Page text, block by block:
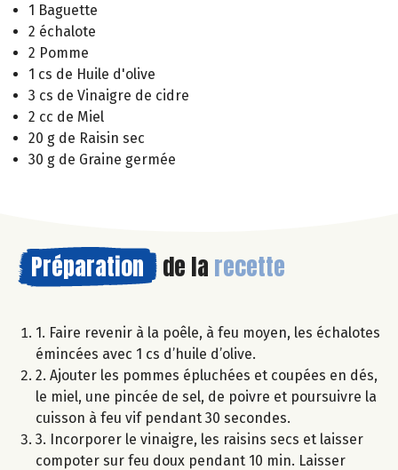
1 Baguette
2 échalote
2 Pomme
1 cs de Huile d'olive
3 cs de Vinaigre de cidre
2 cc de Miel
20 g de Raisin sec
30 g de Graine germée
Préparation de la recette
1. Faire revenir à la poêle, à feu moyen, les échalotes
émincées avec 1 cs d’huile d’olive.
2. Ajouter les pommes épluchées et coupées en dés,
le miel, une pincée de sel, de poivre et poursuivre la
cuisson à feu vif pendant 30 secondes.
3. Incorporer le vinaigre, les raisins secs et laisser
compoter sur feu doux pendant 10 min. Laisser